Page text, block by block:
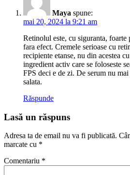
Maya spune:
mai 20, 2024 la 9:21 am
Retinolul este, cu siguranta, foarte
fara efect. Cremele serioase cu
recipiente etanse, nu din acestea
ingredient activ care se foloseste
FPS deci e de zi. De serum nu
salata.
Răspunde
Lasă un răspuns
Adresa ta de email nu va fi publicată.
marcate cu *
Comentariu *